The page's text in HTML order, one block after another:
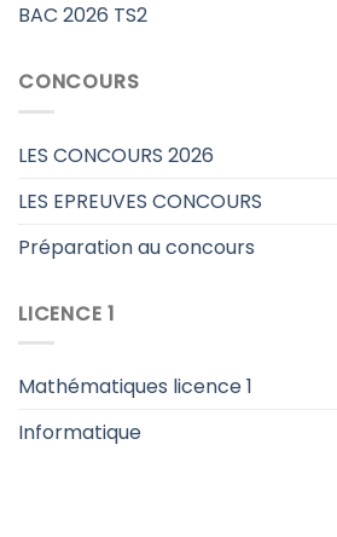
BAC 2026 TS2
CONCOURS
LES CONCOURS 2026
LES EPREUVES CONCOURS
Préparation au concours
LICENCE 1
Mathématiques licence 1
Informatique